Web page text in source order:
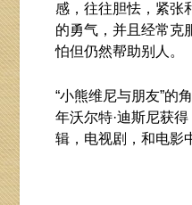
感，往往胆怯，紧张
的勇气，并且经常克
怕但仍然帮助别人。
“小熊维尼与朋友”的
年沃尔特·迪斯尼获
辑，电视剧，和电影